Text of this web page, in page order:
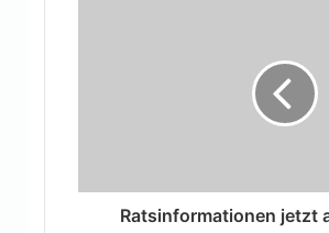
Ratsinformationen jetzt